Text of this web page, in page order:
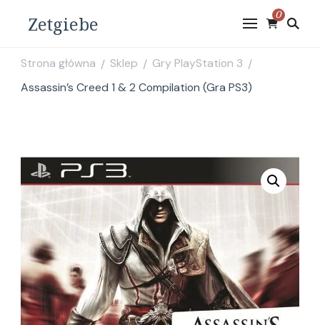
Zetgiebe 0
Strona główna / Sklep / Gry PlayStation 3 /
Assassin’s Creed 1 & 2 Compilation (Gra PS3)